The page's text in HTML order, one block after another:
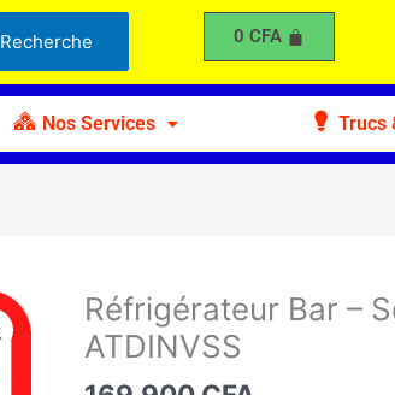
Recherche 0 CFA
Nos Services Trucs
Réfrigérateur Bar –
ATDINVSS
quantité
de
Réfrigérateur
Bar
RF135
ATDINVSS